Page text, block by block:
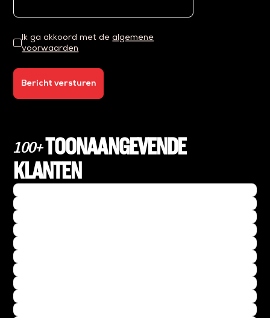
Ik ga akkoord met dealgemene
voorwaarden
Bericht versturen
100+TOONAANGEVENDE
KLANTEN